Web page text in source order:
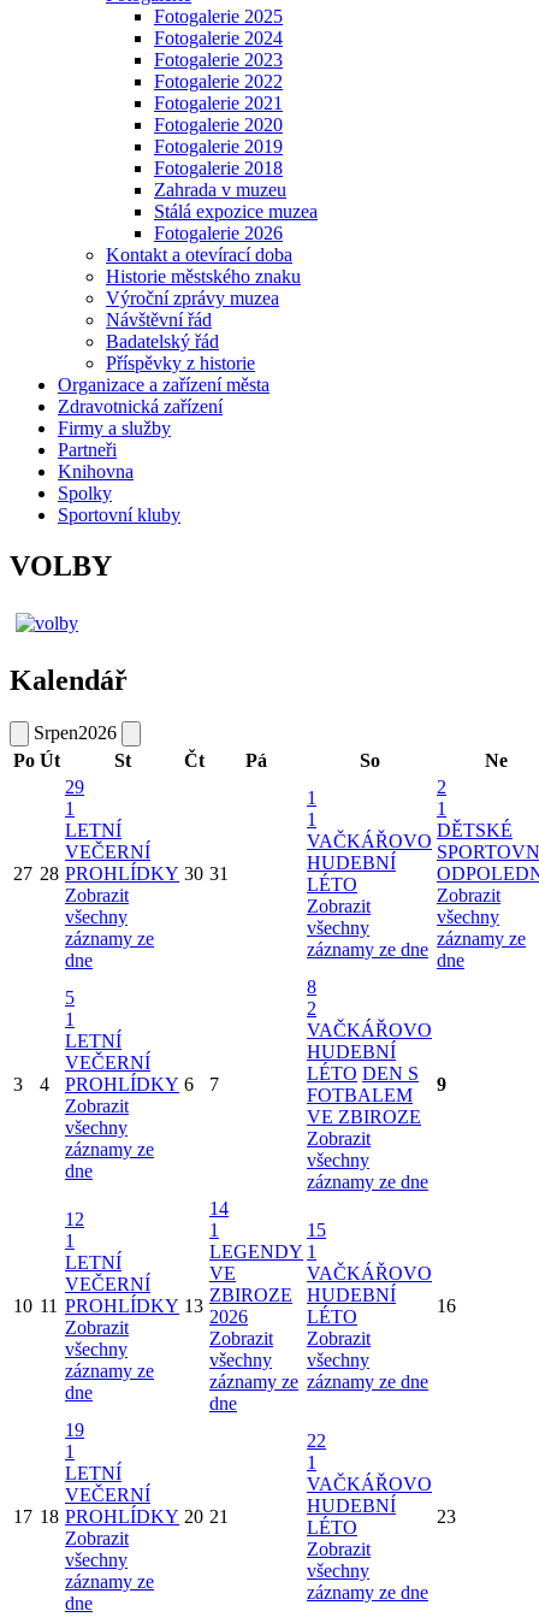
Fotogalerie 2025
Fotogalerie 2024
Fotogalerie 2023
Fotogalerie 2022
Fotogalerie 2021
Fotogalerie 2020
Fotogalerie 2019
Fotogalerie 2018
Zahrada v muzeu
Stálá expozice muzea
Fotogalerie 2026
Kontakt a otevírací doba
Historie městského znaku
Výroční zprávy muzea
Návštěvní řád
Badatelský řád
Příspěvky z historie
Organizace a zařízení města
Zdravotnická zařízení
Firmy a služby
Partneři
Knihovna
Spolky
Sportovní kluby
VOLBY
Kalendář
Srpen2026
Po Út St Čt Pá So Ne
27 28
29
1
LETNÍ
VEČERNÍ
PROHLÍDKY
Zobrazit
všechny
záznamy ze
dne
30 31
1
1
VAČKÁŘOVO
HUDEBNÍ
LÉTO
Zobrazit
všechny
záznamy ze dne
2
1
DĚTSKÉ
Zobrazit
všechny
záznamy ze
dne
3 4
5
1
LETNÍ
VEČERNÍ
PROHLÍDKY
Zobrazit
všechny
záznamy ze
dne
6 7
8
2
VAČKÁŘOVO
HUDEBNÍ
LÉTO DEN S
FOTBALEM
VE ZBIROZE
Zobrazit
všechny
záznamy ze dne
9
10 11
12
1
LETNÍ
VEČERNÍ
PROHLÍDKY
Zobrazit
všechny
záznamy ze
dne
13
14
1
LEGENDY
VE
ZBIROZE
2026
Zobrazit
všechny
záznamy ze
dne
15
1
VAČKÁŘOVO
HUDEBNÍ
LÉTO
Zobrazit
všechny
záznamy ze dne
16
17 18
19
1
LETNÍ
VEČERNÍ
PROHLÍDKY
Zobrazit
všechny
záznamy ze
dne
20 21
22
1
VAČKÁŘOVO
HUDEBNÍ
LÉTO
Zobrazit
všechny
záznamy ze dne
23